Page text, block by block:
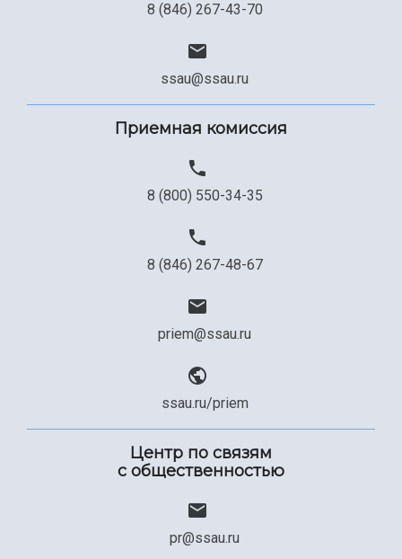
8 (846) 267-43-70
ssau@ssau.ru
Приемная комиссия
8 (800) 550-34-35
8 (846) 267-48-67
priem@ssau.ru
ssau.ru/priem
Центр по связям
с общественностью
pr@ssau.ru